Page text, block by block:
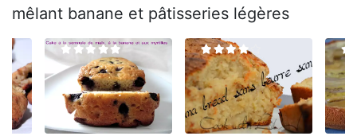
mêlant banane et pâtisseries légères